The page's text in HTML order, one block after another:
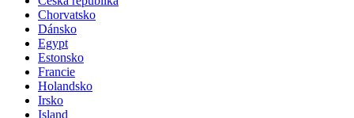
Chorvatsko
Dánsko
Egypt
Estonsko
Francie
Holandsko
Irsko
Island